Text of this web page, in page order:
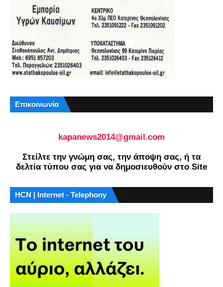
Επικοινωνία
kapanews2014@gmail.com
Στείλτε την γνώμη σας, την άποψη σας, ή τα
δελτία τύπου σας για να δημοσιευθούν στο Site
HCN | Internet - Telephony